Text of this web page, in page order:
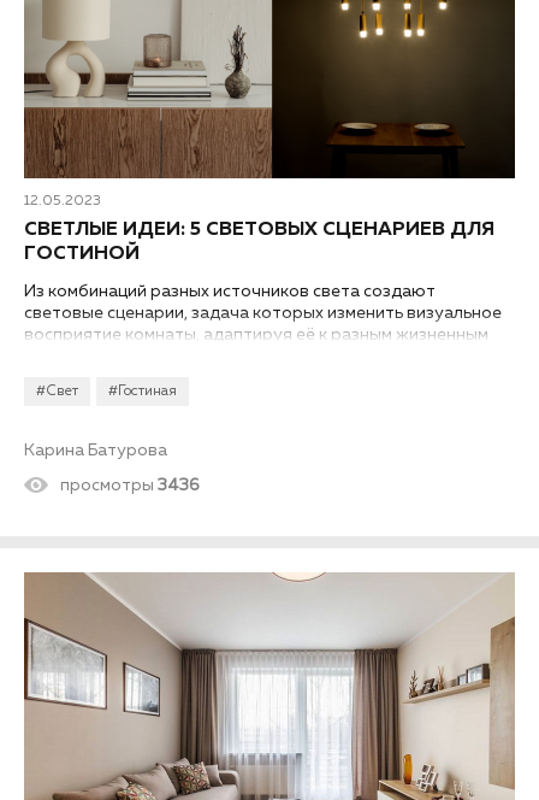
12.05.2023
#Свет #Гостиная
СВЕТЛЫЕ ИДЕИ: 5 СВЕТОВЫХ СЦЕНАРИЕВ ДЛЯ
ГОСТИНОЙ
Из комбинаций разных источников света создают
световые сценарии, задача которых изменить визуальное
восприятие комнаты, адаптируя её к разным жизненным
Карина Батурова
просмотры 3436